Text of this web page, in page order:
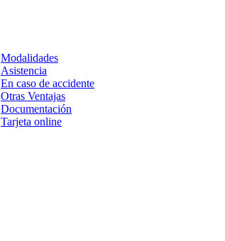
Modalidades
Asistencia
En caso de accidente
Otras Ventajas
Documentación
Tarjeta online